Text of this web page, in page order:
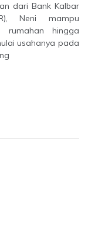
dari Bank Kalbar
Neni mampu
rumahan hingga
usahanya pada